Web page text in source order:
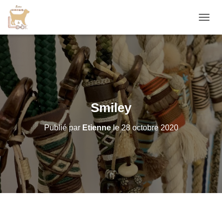
É
P
E
R
L
A
N
I
G
A
T
O
N
Smiley
Publié par Etiennele28 octobre 2020